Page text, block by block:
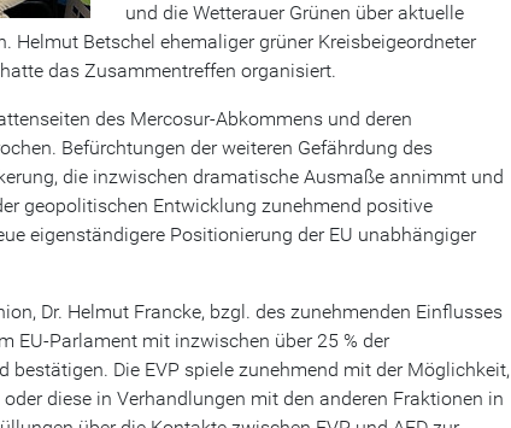
und die Wetterauer Grünen über aktuelle
Helmut Betschel ehemaliger grüner Kreisbeigeordneter
das Zusammentreffen organisiert.
des Mercosur-Abkommens und deren
Befürchtungen der weiteren Gefährdung des
die inzwischen dramatische Ausmaße annimmt und
geopolitischen Entwicklung zunehmend positive
eigenständigere Positionierung der EU unabhängiger
Dr. Helmut Francke, bzgl. des zunehmenden Einflusses
EU-Parlament mit inzwischen über 25 % der
Die EVP spiele zunehmend mit der Möglichkeit,
diese in Verhandlungen mit den anderen Fraktionen in